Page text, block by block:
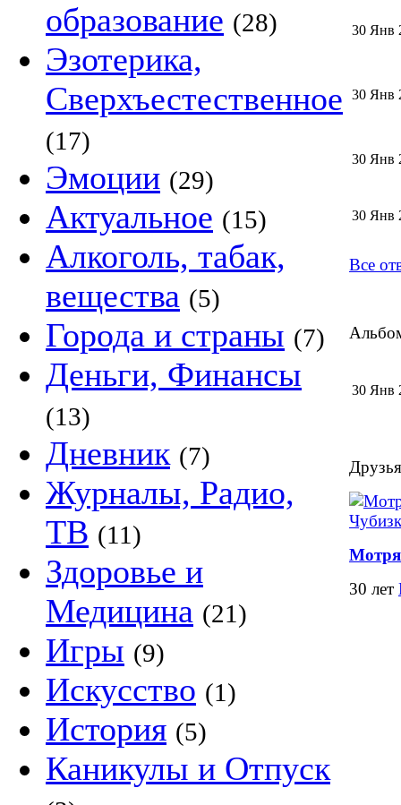
образование (28)
Эзотерика,
Сверхъестественное
(17)
Эмоции (29)
Актуальное (15)
Алкоголь, табак,
вещества (5)
Города и страны (7)
Деньги, Финансы
(13)
Дневник (7)
Журналы, Радио,
ТВ (11)
Здоровье и
Медицина (21)
Игры (9)
Искусство (1)
История (5)
Каникулы и Отпуск
30 Янв
30 Янв
30 Янв
30 Янв
Все
30 Янв
30 лет